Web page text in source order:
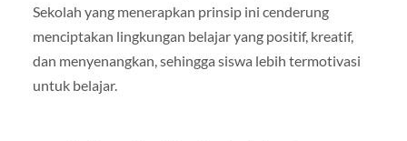
Sekolah yang menerapkan prinsip ini cenderung
menciptakan lingkungan belajar yang positif, kreatif,
dan menyenangkan, sehingga siswa lebih termotivasi
untuk belajar.